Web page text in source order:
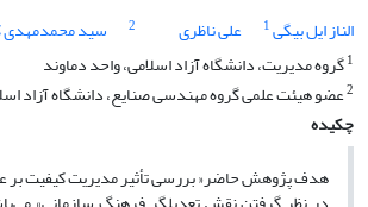
الناز ایل بیگی1 علی ناظری 2 سید محمدمهدی
1گروه مدیریت، دانشگاه آزاد اسلامی، واحد دماوند
2عضو هیئت علمی گروه مهندسی صنایع، دانشگاه آزاد
چکیده
هدف پژوهش حاضر« بررسی تأثیر مدیریت کیفیت بر